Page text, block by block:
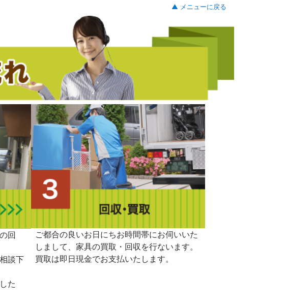
▲ メニューに戻る
回
談下
た
ご都合の良いお日にちお時間帯にお伺いいた
しまして、家具の買取・回収を行ないます。
買取は即日現金でお支払いたします。